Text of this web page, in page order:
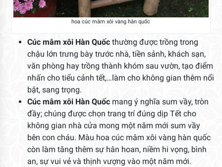
hoa cúc mâm xôi vàng hàn quốc
Cúc mâm xôi Hàn Quốc thường được trồng trong
chậu lớn trưng bày trước nhà, tiền sảnh, khách sạn,
văn phòng hay trồng thành khóm sau vườn, tạo điểm
nhấn cho tiểu cảnh tết,…làm cho không gian thêm nổi
bật, sang trọng.
Cúc mâm xôi Hàn Quốc mang ý nghĩa sum vầy, tròn
đầy; chúng được chọn trang trí đúng dịp Tết cho
không gian nhà cửa mong một năm mới sum vầy
bên con cháu. Màu hoa cúc mâm xôi vàng hàn quốc
còn làm tăng thêm sự hân hoan, niềm hi vọng, bình
an, sự vui vẻ và thịnh vượng vào một năm mới.